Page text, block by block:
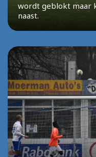
wordt geblokt maar
naast.